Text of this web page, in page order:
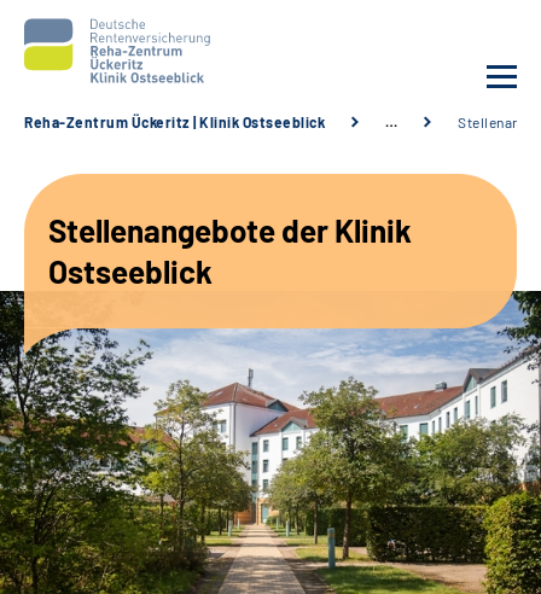
Unsere Angebote
Karriere
Sozialdienste & Zuweisende
Suche
Leichte Sprache
Reha-Zentrum Ückeritz | Klinik Ostseeblick …
Stellenangebote der Klinik
Ostseeblick